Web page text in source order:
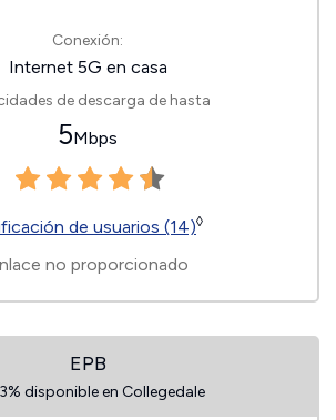
Conexión:
Internet 5G en casa
de descarga de hasta
5Mbps
de usuarios (14)◊
no proporcionado
EPB
disponible en Collegedale